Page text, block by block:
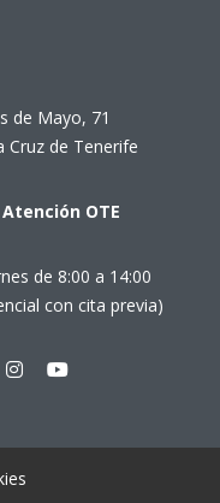
de Mayo, 71
Cruz de Tenerife
OTE
de 8:00 a 14:00
con cita previa)